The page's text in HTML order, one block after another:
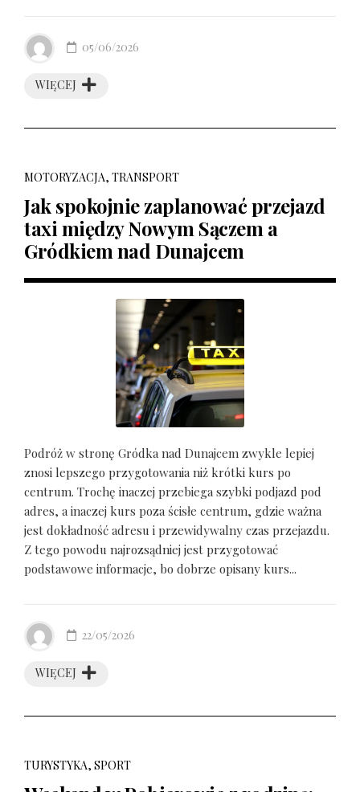
WIĘCEJ
05/06/2026
MOTORYZACJA, TRANSPORT
Jak spokojnie zaplanować przejazd
taxi między Nowym Sączem a
Gródkiem nad Dunajcem
Podróż w stronę Gródka nad Dunajcem zwykle lepiej
znosi lepszego przygotowania niż krótki kurs po
centrum. Trochę inaczej przebiega szybki podjazd pod
adres, a inaczej kurs poza ścisłe centrum, gdzie ważna
jest dokładność adresu i przewidywalny czas przejazdu.
Z tego powodu najrozsądniej jest przygotować
podstawowe informacje, bo dobrze opisany kurs...
WIĘCEJ
22/05/2026
TURYSTYKA, SPORT